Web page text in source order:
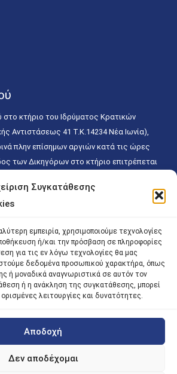
Συγκατάθεσης
εμπειρία, χρησιμοποιούμε τεχνολογίες
ή/και την πρόσβαση σε πληροφορίες
για τις εν λόγω τεχνολογίες θα μας
δεδομένα προσωπικού χαρακτήρα, όπως
ή μοναδικά αναγνωριστικά σε αυτόν τον
ή η ανάκληση της συγκατάθεσης, μπορεί
λειτουργίες και δυνατότητες.
Αποδοχή
Δεν αποδέχομαι
στο κτήριο του Ιδρύματος Κρατικών
Αντιστάσεως 41 T.K.14234 Νέα Ιωνία),
πλην επίσημων αργιών κατά τις ώρες
των Δικηγόρων στο κτήριο επιτρέπεται
και ώρα χωρίς κανέναν χρονικό ή άλλο
του κοινού ειδικά στο γραφείο του
κοινού πραγματοποιείται βάσει των
Για την αποφυγή συνωστισμού
χώρου εξυπηρέτησης και αναμονής του
του δύναται να πραγματοποιείται κατόπιν
Rights Reserved
by ACM Digital